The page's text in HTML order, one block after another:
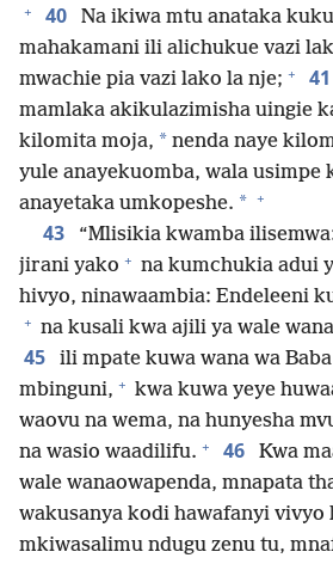
+ 40
Na ikiwa mtu anataka
mahakamani ili alichukue vazi
mwachie pia vazi lako la nje; + 41
mamlaka akikulazimisha uingie
kilomita moja, * nenda naye
yule anayekuomba, wala usimpe
anayetaka umkopeshe. * +
43
“Mlisikia kwamba
jirani yako + na kumchukia adui
hivyo, ninawaambia: Endeleeni
+ na kusali kwa ajili ya wale
45
ili mpate kuwa wana wa
mbinguni, + kwa kuwa yeye
waovu na wema, na hunyesha
na wasio waadilifu. + 46
Kwa
wale wanaowapenda, mnapata
wakusanya kodi hawafanyi vivyo
mkiwasalimu ndugu zenu tu,